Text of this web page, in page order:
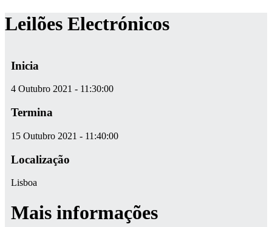
Leilões Electrónicos
Inicia
4 Outubro 2021 - 11:30:00
Termina
15 Outubro 2021 - 11:40:00
Localização
Lisboa
Mais informações